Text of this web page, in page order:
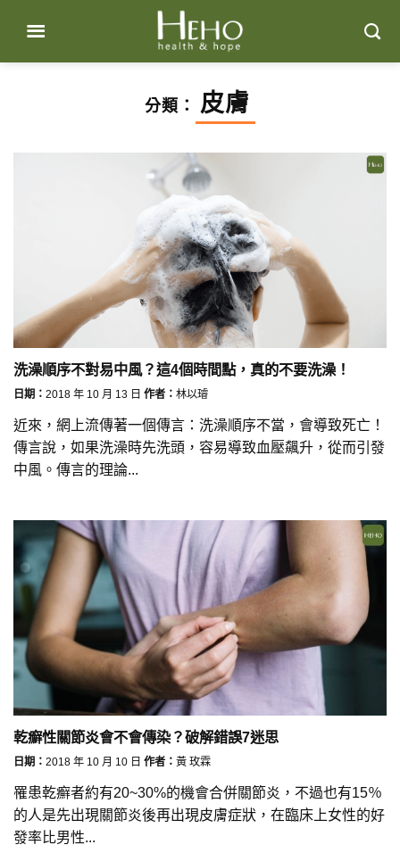
content
分類： 皮膚
洗澡順序不對易中風？這4個時間點，真的不要洗澡！
日期： 2018 年 10 月 13 日 作者： 林以璿
近來，網上流傳著一個傳言：洗澡順序不當，會導致死亡！
傳言說，如果洗澡時先洗頭，容易導致血壓飆升，從而引發
中風。傳言的理論...
乾癬性關節炎會不會傳染？破解錯誤7迷思
日期： 2018 年 10 月 10 日 作者： 黃 玫霖
罹患乾癬者約有20~30%的機會合併關節炎，不過也有15％
的人是先出現關節炎後再出現皮膚症狀，在臨床上女性的好
發率比男性...